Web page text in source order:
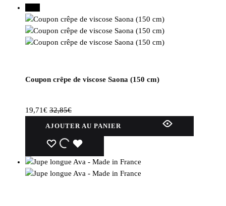
Coupon crêpe de viscose Saona (150 cm)
19,71€ 32,85€
AJOUTER AU PANIER